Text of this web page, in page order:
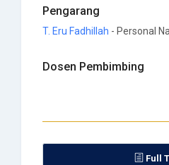
Pengarang
T. Eru Fadhillah - Personal
Dosen Pembimbing
Full